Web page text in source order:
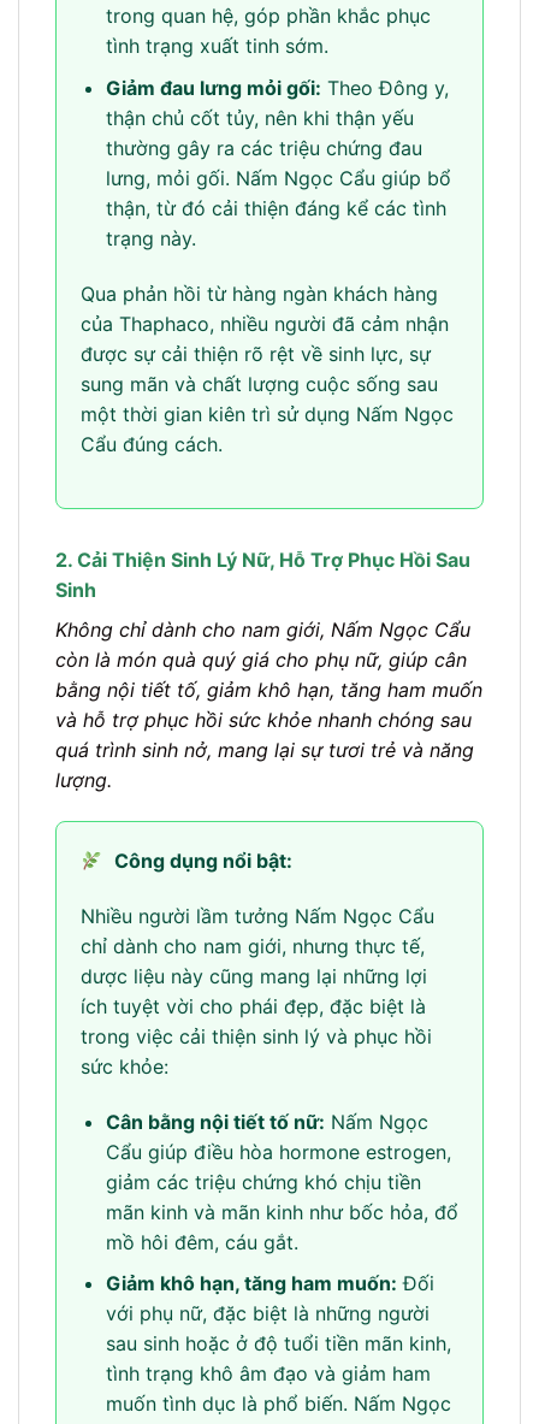
trong quan hệ, góp phần khắc phục
tình trạng xuất tinh sớm.
Giảm đau lưng mỏi gối: Theo Đông y,
thận chủ cốt tủy, nên khi thận yếu
thường gây ra các triệu chứng đau
lưng, mỏi gối. Nấm Ngọc Cẩu giúp bổ
thận, từ đó cải thiện đáng kể các tình
trạng này.
Qua phản hồi từ hàng ngàn khách hàng
của Thaphaco, nhiều người đã cảm nhận
được sự cải thiện rõ rệt về sinh lực, sự
sung mãn và chất lượng cuộc sống sau
một thời gian kiên trì sử dụng Nấm Ngọc
Cẩu đúng cách.
2. Cải Thiện Sinh Lý Nữ, Hỗ Trợ Phục Hồi Sau
Sinh
Không chỉ dành cho nam giới, Nấm Ngọc Cẩu
còn là món quà quý giá cho phụ nữ, giúp cân
bằng nội tiết tố, giảm khô hạn, tăng ham muốn
và hỗ trợ phục hồi sức khỏe nhanh chóng sau
quá trình sinh nở, mang lại sự tươi trẻ và năng
lượng.
Công dụng nổi bật:
Nhiều người lầm tưởng Nấm Ngọc Cẩu
chỉ dành cho nam giới, nhưng thực tế,
dược liệu này cũng mang lại những lợi
ích tuyệt vời cho phái đẹp, đặc biệt là
trong việc cải thiện sinh lý và phục hồi
sức khỏe:
Cân bằng nội tiết tố nữ: Nấm Ngọc
Cẩu giúp điều hòa hormone estrogen,
giảm các triệu chứng khó chịu tiền
mãn kinh và mãn kinh như bốc hỏa, đổ
mồ hôi đêm, cáu gắt.
Giảm khô hạn, tăng ham muốn: Đối
với phụ nữ, đặc biệt là những người
sau sinh hoặc ở độ tuổi tiền mãn kinh,
tình trạng khô âm đạo và giảm ham
muốn tình dục là phổ biến. Nấm Ngọc